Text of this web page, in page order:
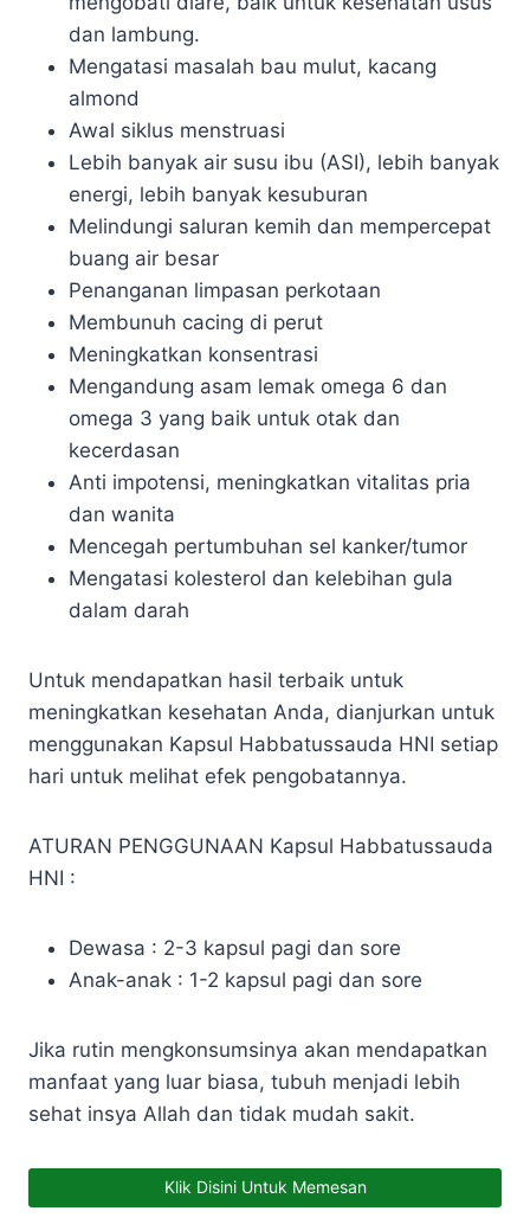
dan lambung.
Mengatasi masalah bau mulut, kacang
almond
Awal siklus menstruasi
Lebih banyak air susu ibu (ASI), lebih banyak
energi, lebih banyak kesuburan
Melindungi saluran kemih dan mempercepat
buang air besar
Penanganan limpasan perkotaan
Membunuh cacing di perut
Meningkatkan konsentrasi
Mengandung asam lemak omega 6 dan
omega 3 yang baik untuk otak dan
kecerdasan
Anti impotensi, meningkatkan vitalitas pria
dan wanita
Mencegah pertumbuhan sel kanker/tumor
Mengatasi kolesterol dan kelebihan gula
dalam darah
Untuk mendapatkan hasil terbaik untuk
meningkatkan kesehatan Anda, dianjurkan untuk
menggunakan Kapsul Habbatussauda HNI setiap
hari untuk melihat efek pengobatannya.
ATURAN PENGGUNAAN Kapsul Habbatussauda
HNI :
Dewasa : 2-3 kapsul pagi dan sore
Anak-anak : 1-2 kapsul pagi dan sore
Jika rutin mengkonsumsinya akan mendapatkan
manfaat yang luar biasa, tubuh menjadi lebih
sehat insya Allah dan tidak mudah sakit.
Klik Disini Untuk Memesan